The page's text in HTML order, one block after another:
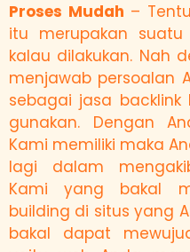
Proses Mudah –
itu merupakan
kalau dilakukan. Nah
menjawab persoalan
sebagai jasa backlink
gunakan. Dengan
Kami memiliki maka
lagi dalam
Kami yang bakal
building di situs yang
bakal dapat